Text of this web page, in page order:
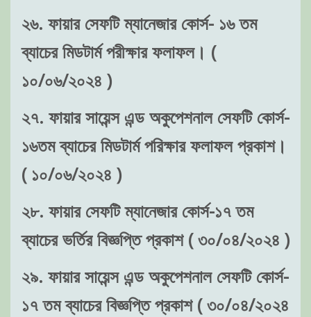
২৬. ফায়ার সেফটি ম্যানেজার কোর্স- ১৬ তম
ব্যাচের মিডটার্ম পরীক্ষার ফলাফল। (
১০/০৬/২০২৪ )
২৭. ফায়ার সায়েন্স এন্ড অকুপেশনাল সেফটি কোর্স-
১৬তম ব্যাচের মিডটার্ম পরিক্ষার ফলাফল প্রকাশ।
( ১০/০৬/২০২৪ )
২৮. ফায়ার সেফটি ম্যানেজার কোর্স-১৭ তম
ব্যাচের ভর্তির বিজ্ঞপ্তি প্রকাশ ( ৩০/০৪/২০২৪ )
২৯. ফায়ার সায়েন্স এন্ড অকুপেশনাল সেফটি কোর্স-
১৭ তম ব্যাচের বিজ্ঞপ্তি প্রকাশ ( ৩০/০৪/২০২৪